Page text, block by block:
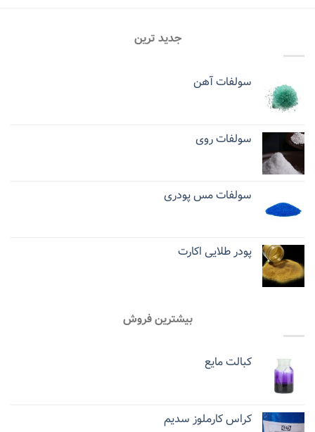
جدید ترین
سولفات آهن
سولفات روی
سولفات مس پودری
پودر طلایی اکارت
بیشترین فروش
کبالت مایع
کراس کارملوز سدیم